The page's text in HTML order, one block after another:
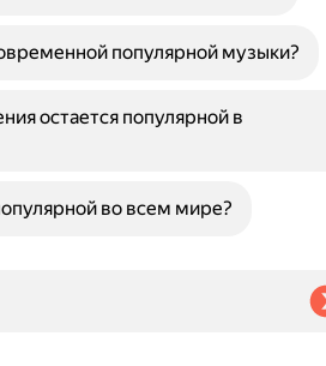
популярной музыки?
остается популярной в
во всем мире?